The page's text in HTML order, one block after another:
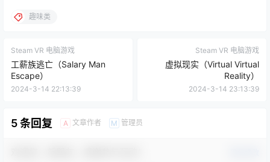
趣味类
Steam VR 电脑游戏
工薪族逃亡（Salary Man
Escape）
2024-3-14 22:13:39
Steam VR 电脑游戏
虚拟现实（Virtual Virtual
Reality）
2024-3-14 23:13:39
5 条回复 A 文章作者 M 管理员